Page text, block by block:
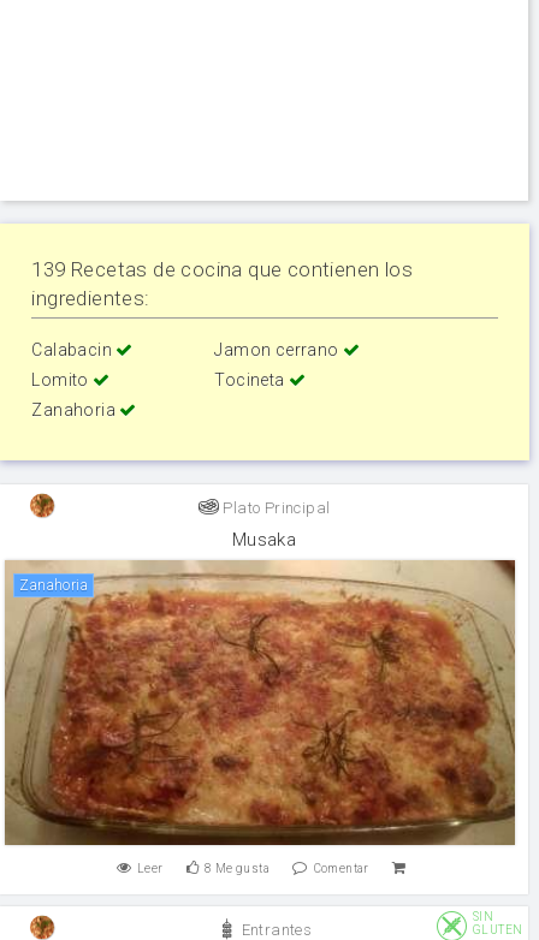
139 Recetas de cocina que contienen los
ingredientes:
Calabacin
Jamon cerrano
Lomito
Tocineta
Zanahoria
Plato Principal
Musaka
zanahoria
Leer 8 Me gusta Comentar
Entrantes
SIN
GLUTEN